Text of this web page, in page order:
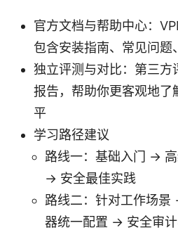
官方文档与帮助中心：
包含安装指南、常见问题
独立评测与对比：第三方
报告，帮助你更客观地了
平
学习路径建议
路线一：基础入门 →
→ 安全最佳实践
路线二：针对工作场
器统一配置 → 安全审